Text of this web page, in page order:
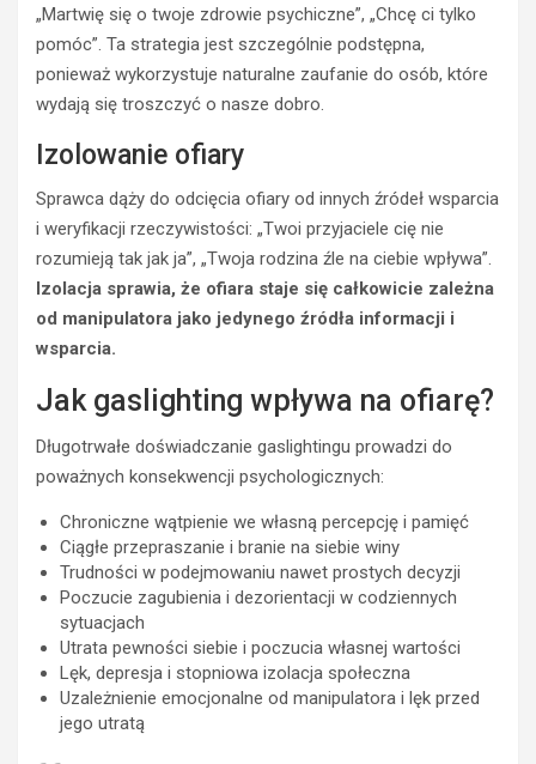
„Martwię się o twoje zdrowie psychiczne”, „Chcę ci tylko
pomóc”. Ta strategia jest szczególnie podstępna,
ponieważ wykorzystuje naturalne zaufanie do osób, które
wydają się troszczyć o nasze dobro.
Izolowanie ofiary
Sprawca dąży do odcięcia ofiary od innych źródeł wsparcia
i weryfikacji rzeczywistości: „Twoi przyjaciele cię nie
rozumieją tak jak ja”, „Twoja rodzina źle na ciebie wpływa”.
Izolacja sprawia, że ofiara staje się całkowicie zależna
od manipulatora jako jedynego źródła informacji i
wsparcia.
Jak gaslighting wpływa na ofiarę?
Długotrwałe doświadczanie gaslightingu prowadzi do
poważnych konsekwencji psychologicznych:
Chroniczne wątpienie we własną percepcję i pamięć
Ciągłe przepraszanie i branie na siebie winy
Trudności w podejmowaniu nawet prostych decyzji
Poczucie zagubienia i dezorientacji w codziennych
sytuacjach
Utrata pewności siebie i poczucia własnej wartości
Lęk, depresja i stopniowa izolacja społeczna
Uzależnienie emocjonalne od manipulatora i lęk przed
jego utratą